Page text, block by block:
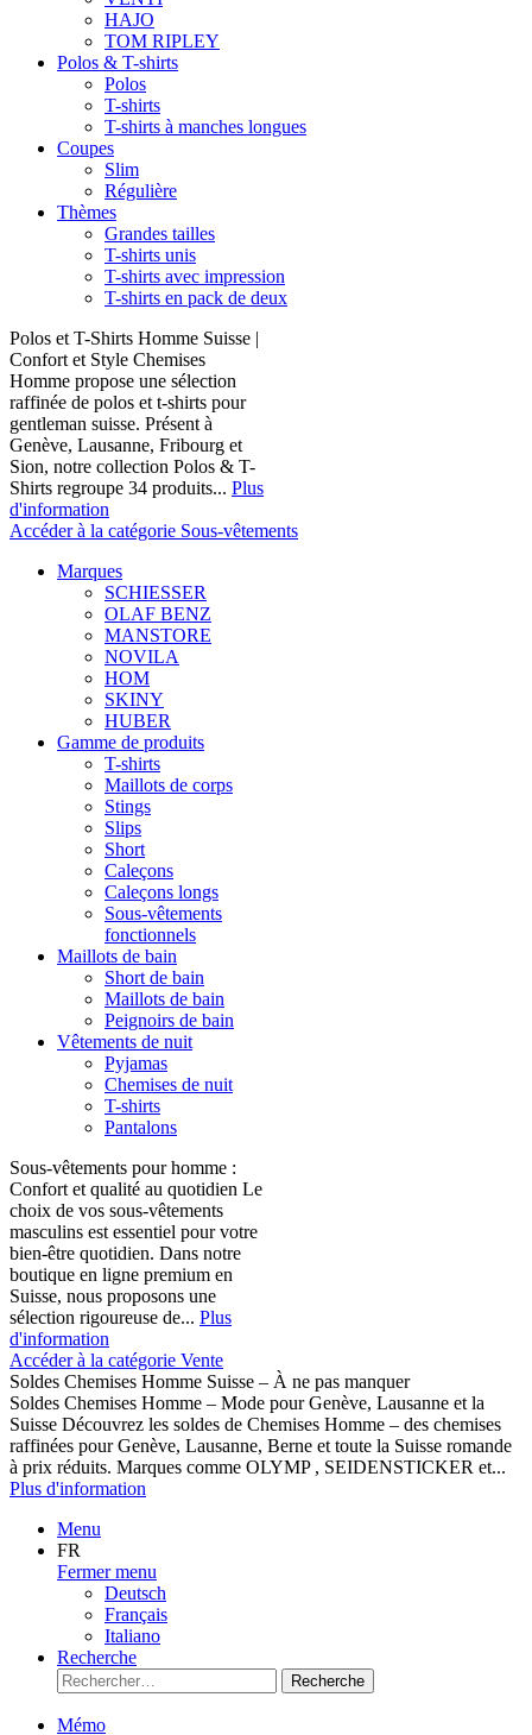
HAJO
TOM RIPLEY
Polos & T-shirts
Polos
T-shirts
T-shirts à manches longues
Coupes
Slim
Régulière
Thèmes
Grandes tailles
T-shirts unis
T-shirts avec impression
T-shirts en pack de deux
Polos et T-Shirts Homme Suisse |
Confort et Style Chemises
Homme propose une sélection
raffinée de polos et t-shirts pour
gentleman suisse. Présent à
Genève, Lausanne, Fribourg et
Sion, notre collection Polos & T-
Shirts regroupe 34 produits... Plus
d'information
Accéder à la catégorie Sous-vêtements
Marques
SCHIESSER
OLAF BENZ
MANSTORE
NOVILA
HOM
SKINY
HUBER
Gamme de produits
T-shirts
Maillots de corps
Stings
Slips
Short
Caleçons
Caleçons longs
Sous-vêtements
fonctionnels
Maillots de bain
Short de bain
Maillots de bain
Peignoirs de bain
Vêtements de nuit
Pyjamas
Chemises de nuit
T-shirts
Pantalons
Sous-vêtements pour homme :
Confort et qualité au quotidien Le
choix de vos sous-vêtements
masculins est essentiel pour votre
bien-être quotidien. Dans notre
boutique en ligne premium en
Suisse, nous proposons une
sélection rigoureuse de... Plus
d'information
Accéder à la catégorie Vente
Soldes Chemises Homme Suisse – À ne pas manquer
Soldes Chemises Homme – Mode pour Genève, Lausanne et la
Suisse Découvrez les soldes de Chemises Homme – des chemises
raffinées pour Genève, Lausanne, Berne et toute la Suisse romande
à prix réduits. Marques comme OLYMP , SEIDENSTICKER et...
Plus d'information
Menu
FR
Fermer menu
Deutsch
Français
Italiano
Recherche
Recherche
Mémo